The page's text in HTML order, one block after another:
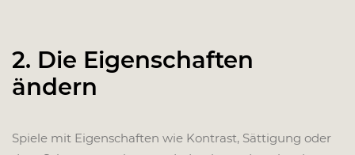
2. Die Eigenschaften
ändern
Spiele mit Eigenschaften wie Kontrast, Sättigung oder